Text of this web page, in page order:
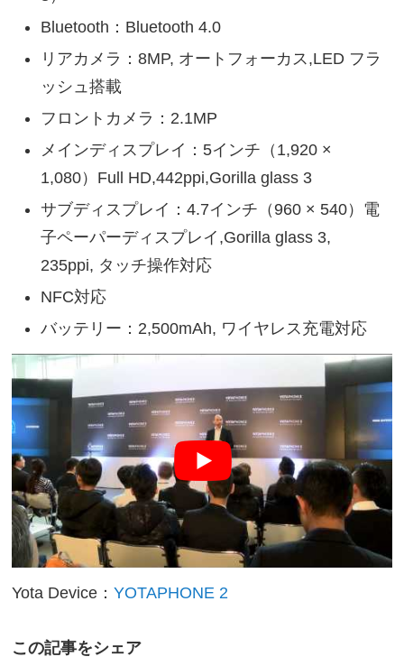
Bluetooth：Bluetooth 4.0
リアカメラ：8MP, オートフォーカス,LED フラ
ッシュ搭載
フロントカメラ：2.1MP
メインディスプレイ：5インチ（1,920 ×
1,080）Full HD,442ppi,Gorilla glass 3
サブディスプレイ：4.7インチ（960 × 540）電
子ペーパーディスプレイ,Gorilla glass 3,
235ppi, タッチ操作対応
NFC対応
バッテリー：2,500mAh, ワイヤレス充電対応
Yota Device：YOTAPHONE 2
この記事をシェア